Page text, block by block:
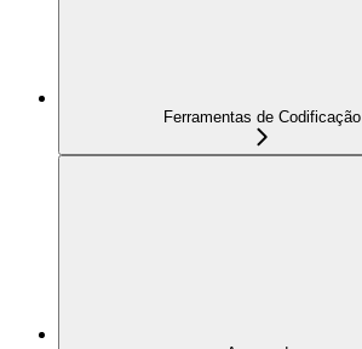
Ferramentas de Codificação